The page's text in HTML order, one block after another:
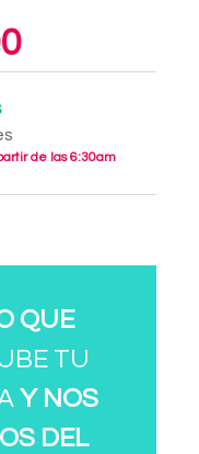
de las 6:30am
QUE
TU
Y NOS
DEL